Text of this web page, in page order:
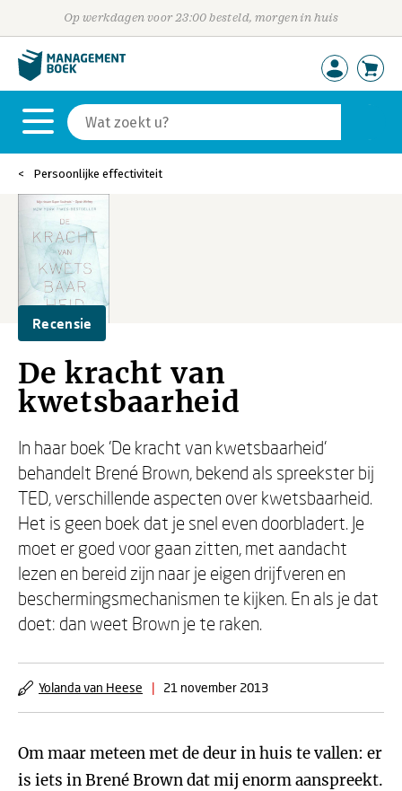
Op werkdagen voor 23:00 besteld, morgen in huis
Persoonlijke effectiviteit
Recensie
De kracht van
kwetsbaarheid
In haar boek 'De kracht van kwetsbaarheid'
behandelt Brené Brown, bekend als spreekster bij
TED, verschillende aspecten over kwetsbaarheid.
Het is geen boek dat je snel even doorbladert. Je
moet er goed voor gaan zitten, met aandacht
lezen en bereid zijn naar je eigen drijfveren en
beschermingsmechanismen te kijken. En als je dat
doet: dan weet Brown je te raken.
Yolanda van Heese | 21 november 2013
Om maar meteen met de deur in huis te vallen: er
is iets in Brené Brown dat mij enorm aanspreekt.